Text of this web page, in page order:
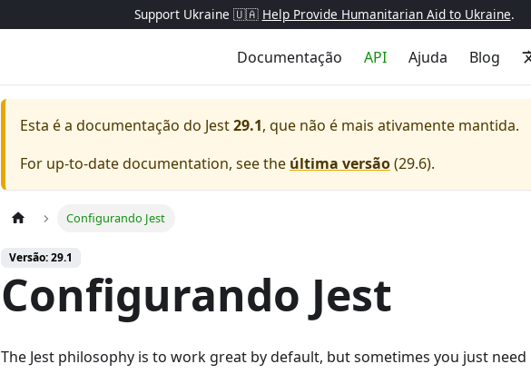
Support Ukraine 🇺🇦 Help Provide Humanitarian Aid to Ukraine.
Documentação API Ajuda Blog
Esta é a documentação do Jest29.1, que não é mais ativamente mantida.
For up-to-date documentation, see the última versão(29.6).
Configurando Jest
Versão: 29.1
Configurando Jest
The Jest philosophy is to work great by default, but sometimes you just